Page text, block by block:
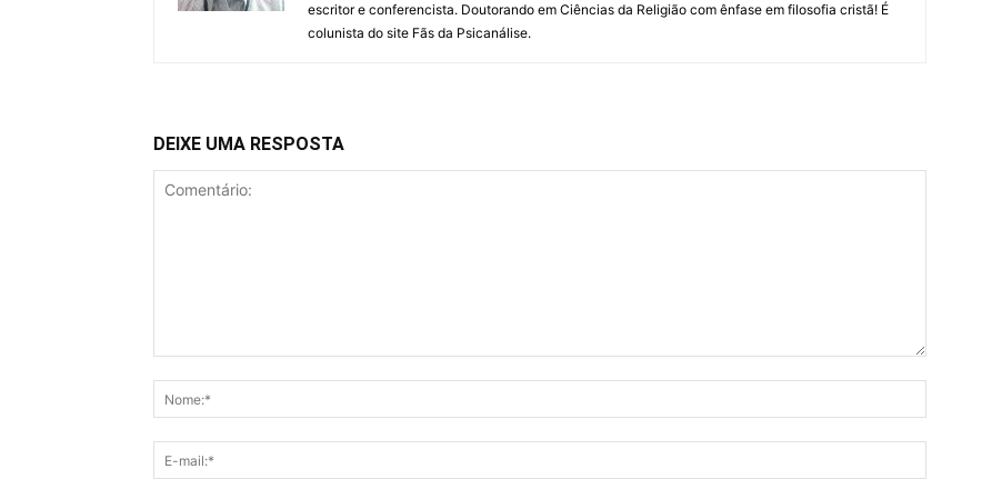
escritor e conferencista. Doutorando em Ciências da Religião com ênfase em filosofia cristã! É
colunista do site Fãs da Psicanálise.
DEIXE UMA RESPOSTA